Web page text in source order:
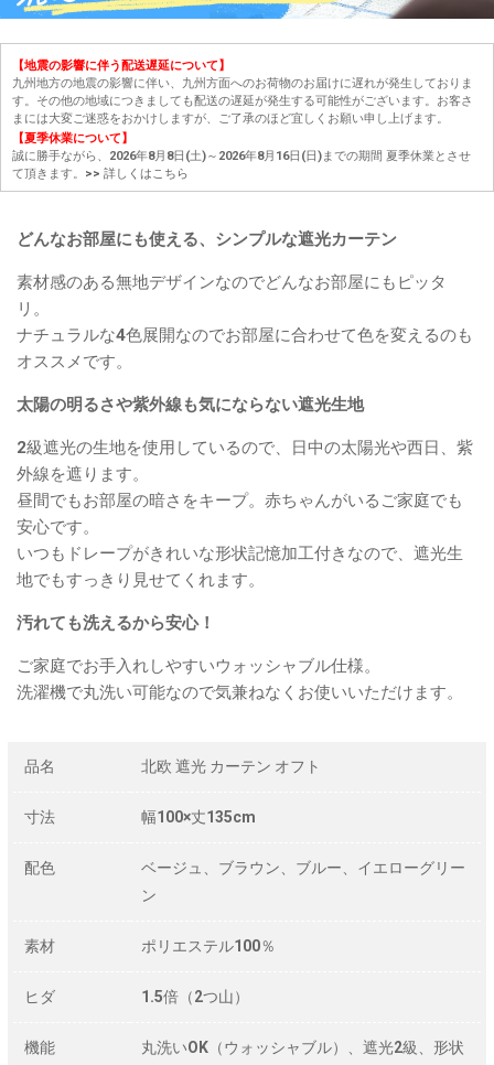
【地震の影響に伴う配送遅延について】
九州地方の地震の影響に伴い、九州方面へのお荷物のお届けに遅れが発生しておりま
す。その他の地域につきましても配送の遅延が発生する可能性がございます。お客さ
まには大変ご迷惑をおかけしますが、ご了承のほど宜しくお願い申し上げます。
【夏季休業について】
誠に勝手ながら、2026年8月8日(土)～2026年8月16日(日)までの期間 夏季休業とさせ
て頂きます。 >> 詳しくはこちら
どんなお部屋にも使える、シンプルな遮光カーテン
素材感のある無地デザインなのでどんなお部屋にもピッタ
リ。
ナチュラルな4色展開なのでお部屋に合わせて色を変えるのも
オススメです。
太陽の明るさや紫外線も気にならない遮光生地
2級遮光の生地を使用しているので、日中の太陽光や西日、紫
外線を遮ります。
昼間でもお部屋の暗さをキープ。赤ちゃんがいるご家庭でも
安心です。
いつもドレープがきれいな形状記憶加工付きなので、遮光生
地でもすっきり見せてくれます。
汚れても洗えるから安心！
ご家庭でお手入れしやすいウォッシャブル仕様。
洗濯機で丸洗い可能なので気兼ねなくお使いいただけます。
品名 北欧 遮光 カーテン オフト
寸法 幅100×丈135cm
配色
ベージュ、ブラウン、ブルー、イエローグリー
ン
素材 ポリエステル100％
ヒダ 1.5倍（2つ山）
機能 丸洗いOK（ウォッシャブル）、遮光2級、形状